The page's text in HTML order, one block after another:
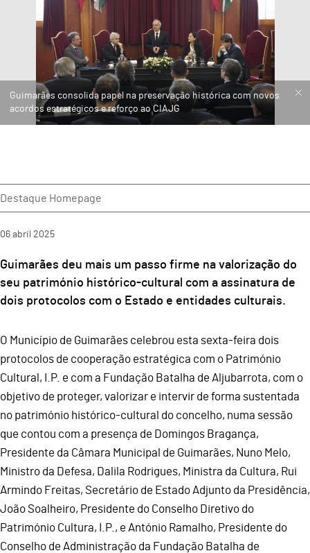
Guimarães consolida papel na preservação histórica com novos
acordos estratégicos e reforço ao CIAJG
Destaque Homepage
06 abril 2025
Guimarães deu mais um passo firme na valorização do
seu património histórico-cultural com a assinatura de
dois protocolos com o Estado e entidades culturais.
O Município de Guimarães celebrou esta sexta-feira dois
protocolos de cooperação estratégica com o Património
Cultural, I.P. e com a Fundação Batalha de Aljubarrota, com o
objetivo de proteger, valorizar e intervir de forma sustentada
no património histórico-cultural do concelho, numa sessão
que contou com a presença de Domingos Bragança,
Presidente da Câmara Municipal de Guimarães, Nuno Melo,
Ministro da Defesa, Dalila Rodrigues, Ministra da Cultura, Rui
Armindo Freitas, Secretário de Estado Adjunto da Presidência,
João Soalheiro, Presidente do Conselho Diretivo do
Património Cultura, I.P., e António Ramalho, Presidente do
Conselho de Administração da Fundação Batalha de